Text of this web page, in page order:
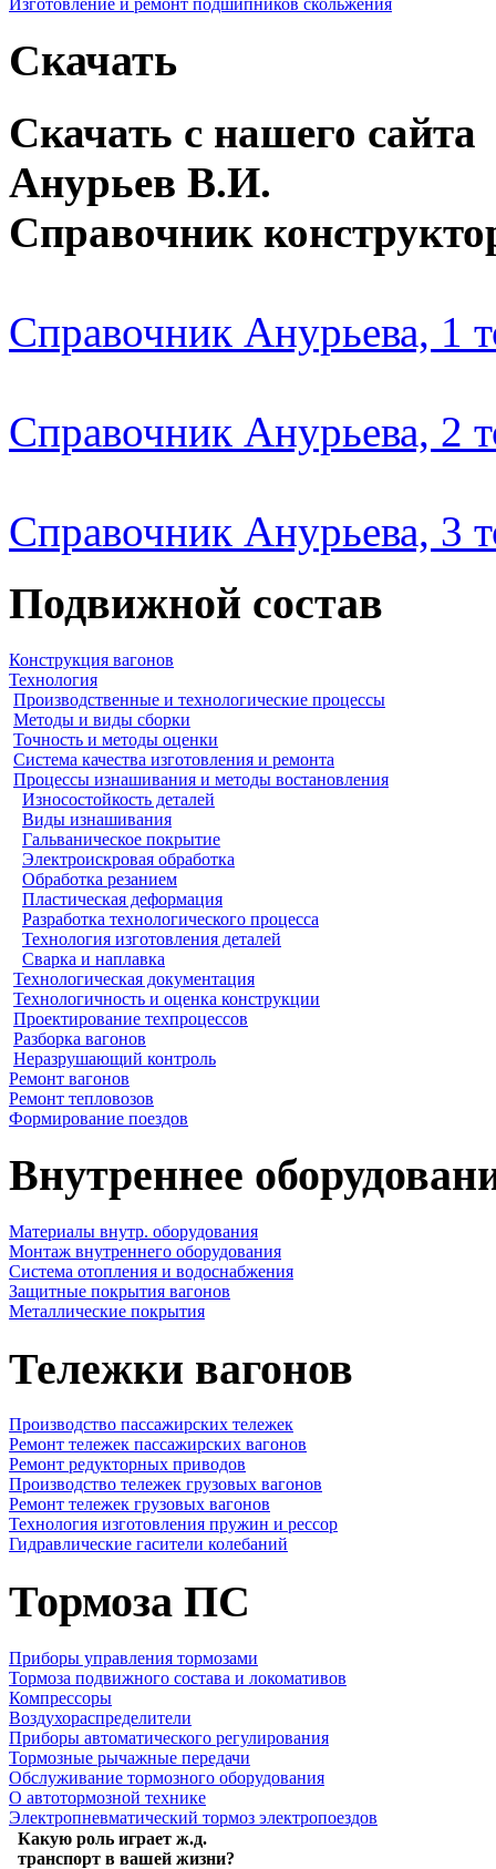
Скачать
Скачать с нашего сайта
Анурьев В.И.
Справочник
Справочник Анурьева, 1
Справочник Анурьева, 2
Справочник Анурьева, 3
Подвижной состав
Конструкция вагонов
Технология
Производственные и технологические процессы
Методы и виды сборки
Точность и методы оценки
Система качества изготовления и ремонта
Процессы изнашивания и методы востановления
Износостойкость деталей
Виды изнашивания
Гальваническое покрытие
Электроискровая обработка
Обработка резанием
Пластическая деформация
Разработка технологического процесса
Технология изготовления деталей
Сварка и наплавка
Технологическая документация
Технологичность и оценка конструкции
Проектирование техпроцессов
Разборка вагонов
Неразрушающий контроль
Ремонт вагонов
Ремонт тепловозов
Формирование поездов
Внутреннее
Материалы внутр. оборудования
Монтаж внутреннего оборудования
Cистема отопления и водоснабжения
Защитные покрытия вагонов
Металлические покрытия
Тележки вагонов
Производство пассажирских тележек
Ремонт тележек пассажирских вагонов
Ремонт редукторных приводов
Производство тележек грузовых вагонов
Ремонт тележек грузовых вагонов
Технология изготовления пружин и рессор
Гидравлические гасители колебаний
Тормоза ПС
Приборы управления тормозами
Тормоза подвижного состава и локомативов
Компрессоры
Воздухораспределители
Приборы автоматического регулирования
Тормозные рычажные передачи
Обслуживание тормозного оборудования
О автотормозной технике
Электропневматический тормоз электропоездов
Какую роль играет ж.д.
транспорт в вашей жизни?